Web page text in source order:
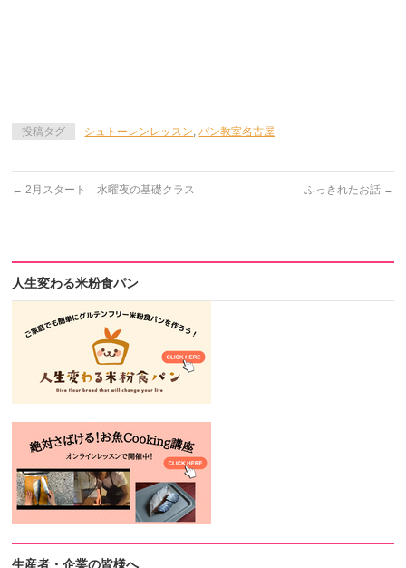
投稿タグ シュトーレンレッスン パン教室名古屋
← 2月スタート 水曜夜の基礎クラス ふっきれたお話 →
人生変わる米粉食パン
生産者・企業の皆様へ